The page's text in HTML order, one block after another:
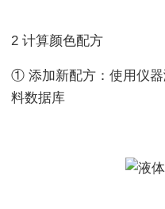
2 计算颜色配方
① 添加新配方：使用仪
料数据库